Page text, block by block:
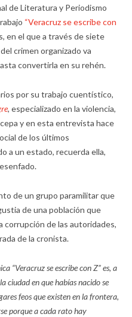
de Literatura y Periodismo
“Veracruz se escribe con
en el que a través de siete
crimen organizado va
convertirla en su rehén.
por su trabajo cuentístico,
, especializado en la violencia,
y en esta entrevista hace
de los últimos
a un estado, recuerda ella,
de un grupo paramilitar que
de una población que
corrupción de las autoridades,
de la cronista.
“Veracruz se escribe con Z” es, a
ciudad en que habías nacido se
feos que existen en la frontera,
porque a cada rato hay